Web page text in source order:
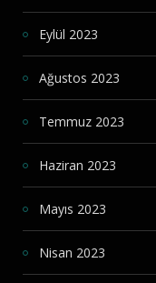
Eylül 2023
Ağustos 2023
Temmuz 2023
Haziran 2023
Mayıs 2023
Nisan 2023